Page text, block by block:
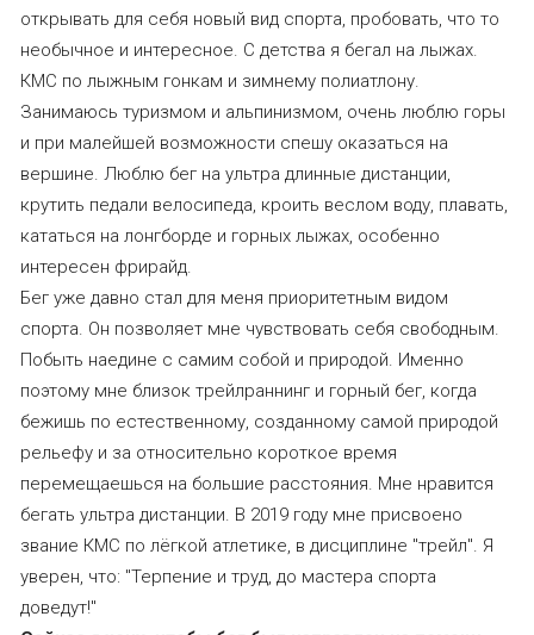
открывать для себя новый вид спорта, пробовать, что то
необычное и интересное. С детства я бегал на лыжах.
КМС по лыжным гонкам и зимнему полиатлону.
Занимаюсь туризмом и альпинизмом, очень люблю горы
и при малейшей возможности спешу оказаться на
вершине. Люблю бег на ультра длинные дистанции,
крутить педали велосипеда, кроить веслом воду, плавать,
кататься на лонгборде и горных лыжах, особенно
интересен фрирайд.
Бег уже давно стал для меня приоритетным видом
спорта. Он позволяет мне чувствовать себя свободным.
Побыть наедине с самим собой и природой. Именно
поэтому мне близок трейлраннинг и горный бег, когда
бежишь по естественному, созданному самой природой
рельефу и за относительно короткое время
перемещаешься на большие расстояния. Мне нравится
бегать ультра дистанции. В 2019 году мне присвоено
звание КМС по лёгкой атлетике, в дисциплине "трейл". Я
уверен, что: "Терпение и труд, до мастера спорта
доведут!"